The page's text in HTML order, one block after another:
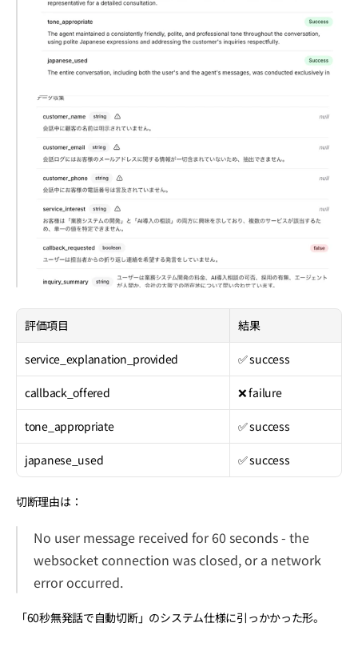
評価項目 結果
service_explanation_provided ✅ success
callback_offered ❌ failure
tone_appropriate ✅ success
japanese_used ✅ success
切断理由は：
No user message received for 60 seconds - the
websocket connection was closed, or a network
error occurred.
「60秒無発話で自動切断」のシステム仕様に引っかかった形。